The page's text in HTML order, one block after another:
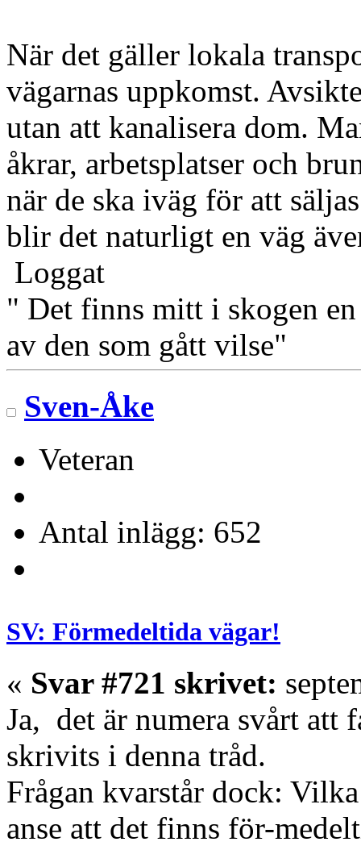
När det gäller lokala
vägarnas uppkomst.
utan att kanalisera dom.
åkrar, arbetsplatser och
när de ska iväg för att
blir det naturligt en väg
Loggat
" Det finns mitt i skogen
av den som gått vilse"
Sven-Åke
Veteran
Antal inlägg: 652
SV: Förmedeltida vägar!
« Svar #721 skrivet:
Ja, det är numera svårt att
skrivits i denna tråd.
Frågan kvarstår dock:
anse att det finns för-